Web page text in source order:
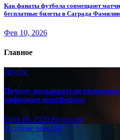
Как фанаты футбола совмещают
бесплатные билеты в Саграда
Фев 10, 2026
Главное
Другое
Почему пользователи
цифровые платформы
Июл 18, 2026 Редакция
Путёвые заметки